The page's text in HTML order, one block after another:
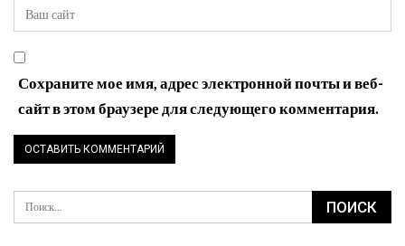
Сохраните мое имя, адрес электронной почты и веб-
сайт в этом браузере для следующего комментария.